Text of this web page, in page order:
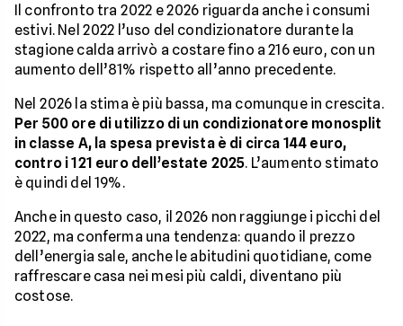
Il confronto tra 2022 e 2026 riguarda anche i consumi
estivi. Nel 2022 l’uso del condizionatore durante la
stagione calda arrivò a costare fino a 216 euro, con un
aumento dell’81% rispetto all’anno precedente.
Nel 2026 la stima è più bassa, ma comunque in crescita.
Per 500 ore di utilizzo di un condizionatore monosplit
in classe A, la spesa prevista è di circa 144 euro,
contro i 121 euro dell’estate 2025. L’aumento stimato
è quindi del 19%.
Anche in questo caso, il 2026 non raggiunge i picchi del
2022, ma conferma una tendenza: quando il prezzo
dell’energia sale, anche le abitudini quotidiane, come
raffrescare casa nei mesi più caldi, diventano più
costose.